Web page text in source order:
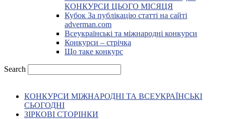
КОНКУРСИ ЦЬОГО МІСЯЦЯ
Кубок За публікацію статті на сайті
adverman.com
Всеукраїнські та міжнародні конкурси
Конкурси – стрічка
Що таке конкурс
Search
КОНКУРСИ МІЖНАРОДНІ ТА ВСЕУКРАЇНСЬКІ
СЬОГОДНІ
ЗІРКОВІ СТОРІНКИ